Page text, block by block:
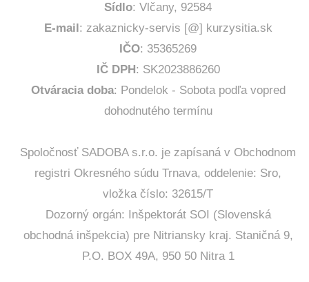
Sídlo: Vlčany, 92584
E-mail: zakaznicky-servis [@] kurzysitia.sk
IČO: 35365269
IČ DPH: SK2023886260
Otváracia doba: Pondelok - Sobota podľa vopred
dohodnutého termínu
Spoločnosť SADOBA s.r.o. je zapísaná v Obchodnom
registri Okresného súdu Trnava, oddelenie: Sro,
vložka číslo: 32615/T
Dozorný orgán: Inšpektorát SOI (Slovenská
obchodná inšpekcia) pre Nitriansky kraj. Staničná 9,
P.O. BOX 49A, 950 50 Nitra 1